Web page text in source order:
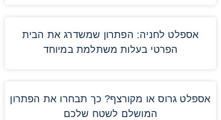
אספלט לחניה: הפתרון שמשדרג את הבית
הפרטי בעלות משתלמת במיוחד
אספלט גרוס או מקורצף? כך תבחרו את הפתרון
המושלם לשטח שלכם